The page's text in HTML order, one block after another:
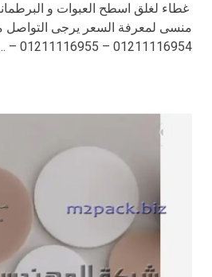
غطاء لغلق اسطح العبوات و
منسى لمعرفة السعر يرجى التواصل
01211116954 – 01211116955 – …